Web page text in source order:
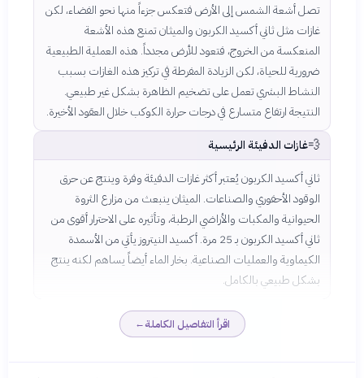
تصل أشعة الشمس إلى الأرض فتعكس جزءاً منها نحو الفضاء، لكن
غازات مثل ثاني أكسيد الكربون والميثان تمنع هذه الأشعة
المنعكسة من الخروج، فتعود للأرض مجدداً. هذه العملية الطبيعية
ضرورية للحياة، لكن الزيادة المفرطة في تركيز هذه الغازات بسبب
النشاط البشري تعمل على تضخيم الظاهرة بشكل غير طبيعي.
النتيجة ارتفاع متسارع في درجات حرارة الكوكب خلال العقود الأخيرة.
💨غازات الدفيئة الرئيسية
ثاني أكسيد الكربون يُعتبر أكثر غازات الدفيئة وفرة وينتج عن حرق
الوقود الأحفوري والصناعات. الميثان ينبعث من مزارع الثروة
الحيوانية والمكبات والأراضي الرطبة، وتأثيره على الاحترار أقوى من
ثاني أكسيد الكربون بـ 25 مرة. أكسيد النيتروز يأتي من الأسمدة
الكيماوية والعمليات الصناعية. بخار الماء أيضاً يساهم لكنه ينتج
بشكل طبيعي بالكامل.
اقرأ التفاصيل الكاملة←